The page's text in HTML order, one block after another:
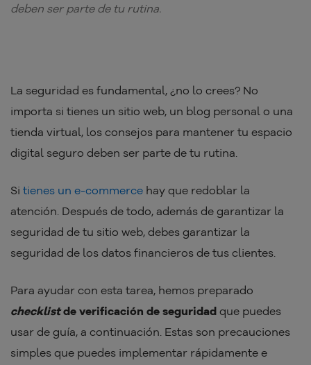
deben ser parte de tu rutina.
La seguridad es fundamental, ¿no lo crees? No
importa si tienes un sitio web, un blog personal o una
tienda virtual, los consejos para mantener tu espacio
digital seguro deben ser parte de tu rutina.
Si tienes un e-commerce hay que redoblar la
atención. Después de todo, además de garantizar la
seguridad de tu sitio web, debes garantizar la
seguridad de los datos financieros de tus clientes.
Para ayudar con esta tarea, hemos preparado
checklistde verificación de seguridad que puedes
usar de guía, a continuación. Estas son precauciones
simples que puedes implementar rápidamente e